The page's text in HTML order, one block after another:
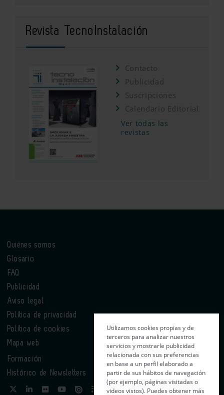
Revista TecnoInstalación
Contacto
Publicidad
Suscripciones
Calendario Editorial
Ver todas las
revistas
Quiénes somos
Glosario
FAQ
Publicidad
Aviso legal
Política de privacidad
Política de cookies
Mapa web
Formación
Histórico de Newsletters
Utilizamos cookies propias y de
terceros para analizar nuestros
servicios y mostrarle publicidad
relacionada con sus preferencias
en base a un perfil elaborado a
partir de sus hábitos de navegación
(por ejemplo, páginas visitadas o
videos vistos). Puedes obtener más